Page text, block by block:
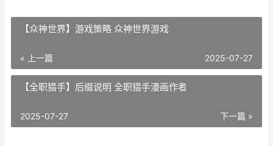
【众神世界】游戏策略 众神世界游戏
« 上一篇 2025-07-27
【全职猎手】后缀说明 全职猎手漫画作者
下一篇 »
2025-07-27